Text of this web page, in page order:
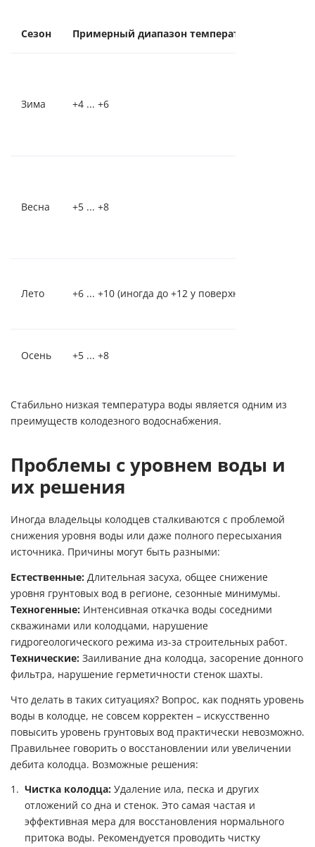
Сезон Примерный диапазон температуры воды, °C
Зима +4 ... +6
Весна +5 ... +8
Лето +6 ... +10 (иногда до +12 у поверхности)
Осень +5 ... +8
Стабильно низкая температура воды является одним из
преимуществ колодезного водоснабжения.
Проблемы с уровнем воды и
их решения
Иногда владельцы колодцев сталкиваются с проблемой
снижения уровня воды или даже полного пересыхания
источника. Причины могут быть разными:
Естественные: Длительная засуха, общее снижение
уровня грунтовых вод в регионе, сезонные минимумы.
Техногенные: Интенсивная откачка воды соседними
скважинами или колодцами, нарушение
гидрогеологического режима из-за строительных работ.
Технические: Заиливание дна колодца, засорение донного
фильтра, нарушение герметичности стенок шахты.
Что делать в таких ситуациях? Вопрос, как поднять уровень
воды в колодце, не совсем корректен – искусственно
повысить уровень грунтовых вод практически невозможно.
Правильнее говорить о восстановлении или увеличении
дебита колодца. Возможные решения:
Чистка колодца: Удаление ила, песка и других
отложений со дна и стенок. Это самая частая и
эффективная мера для восстановления нормального
притока воды. Рекомендуется проводить чистку